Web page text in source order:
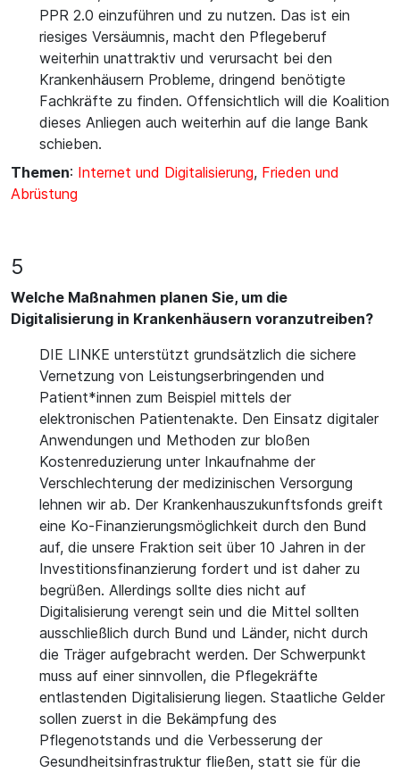
PPR 2.0 einzuführen und zu nutzen. Das ist ein
riesiges Versäumnis, macht den Pflegeberuf
weiterhin unattraktiv und verursacht bei den
Krankenhäusern Probleme, dringend benötigte
Fachkräfte zu finden. Offensichtlich will die Koalition
dieses Anliegen auch weiterhin auf die lange Bank
schieben.
Themen: Internet und Digitalisierung, Frieden und
Abrüstung
5
Welche Maßnahmen planen Sie, um die
Digitalisierung in Krankenhäusern voranzutreiben?
DIE LINKE unterstützt grundsätzlich die sichere
Vernetzung von Leistungserbringenden und
Patient*innen zum Beispiel mittels der
elektronischen Patientenakte. Den Einsatz digitaler
Anwendungen und Methoden zur bloßen
Kostenreduzierung unter Inkaufnahme der
Verschlechterung der medizinischen Versorgung
lehnen wir ab. Der Krankenhauszukunftsfonds greift
eine Ko-Finanzierungsmöglichkeit durch den Bund
auf, die unsere Fraktion seit über 10 Jahren in der
Investitionsfinanzierung fordert und ist daher zu
begrüßen. Allerdings sollte dies nicht auf
Digitalisierung verengt sein und die Mittel sollten
ausschließlich durch Bund und Länder, nicht durch
die Träger aufgebracht werden. Der Schwerpunkt
muss auf einer sinnvollen, die Pflegekräfte
entlastenden Digitalisierung liegen. Staatliche Gelder
sollen zuerst in die Bekämpfung des
Pflegenotstands und die Verbesserung der
Gesundheitsinfrastruktur fließen, statt sie für die